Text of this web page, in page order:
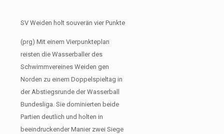
SV Weiden holt souverän vier Punkte
(prg) Mit einem Vierpunkteplan
reisten die Wasserballer des
Schwimmvereines Weiden gen
Norden zu einem Doppelspieltag in
der Abstiegsrunde der Wasserball
Bundesliga. Sie dominierten beide
Partien deutlich und holten in
beeindruckender Manier zwei Siege